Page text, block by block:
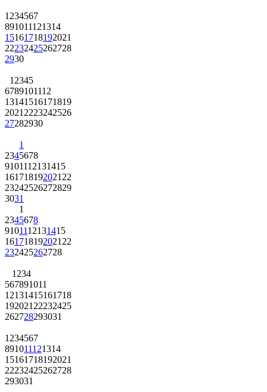
1 234567
891011121314
15161718192021
22232425262728
2930
1 2345
6789101112
13141516171819
2021 2223242526
27282930
1
2345678
9101112131415
161718192021 22
23242526272829
3031
1
2345678
9101112131415
161718192021 22
232425262728
1 234
567891011
12131415161718
192021 22232425
262728293031
1 234567
891011121314
15161718192021
22232425262728
293031